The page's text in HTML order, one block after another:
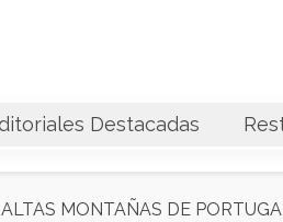
Destacadas
MONTAÑAS DE